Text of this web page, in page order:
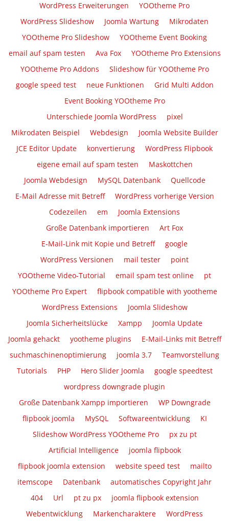
WordPress Erweiterungen
YOOtheme Pro
WordPress Slideshow
Joomla Wartung
Mikrodaten
YOOtheme Pro Slideshow
YOOtheme Event Booking
email auf spam testen
Ava Fox
YOOtheme Pro Extensions
YOOtheme Pro Addons
Slideshow für YOOtheme Pro
google speed test
neue Funktionen
Grid Multi Addon
Event Booking YOOtheme Pro
Unterschiede Joomla WordPress
pixel
Mikrodaten Beispiel
Webdesign
Joomla Website Builder
JCE Editor Update
konvertierung
WordPress Flipbook
eigene email auf spam testen
Maskottchen
Joomla Webdesign
MySQL Datenbank
Quellcode
E-Mail Adresse mit Betreff
WordPress vorherige Version
Codezeilen
em
Joomla Extensions
Große Datenbank importieren
Art Fox
E-Mail-Link mit Kopie und Betreff
google
WordPress Versionen
mail tester
point
YOOtheme Video-Tutorial
email spam test online
pt
YOOtheme Pro Expert
flipbook compatible with yootheme
WordPress Extensions
Joomla Slideshow
Joomla Sicherheitslücke
Xampp
Joomla Update
Joomla gehackt
yootheme plugins
E-Mail-Links mit Betreff
suchmaschinenoptimierung
joomla 3.7
Teamvorstellung
Tutorials
PHP Hero Slider Joomla
google speedtest
wordpress downgrade plugin
Große Datenbank Xampp importieren
WP Downgrade
flipbook joomla
MySQL Softwareentwicklung
KI
Slideshow WordPress YOOtheme Pro
px zu pt
Artificial Intelligence
joomla flipbook
flipbook joomla extension
website speed test
mailto
itemscope
Datenbank
automatisches Copyright Jahr
404
Url pt zu px
joomla flipbook extension
Webentwicklung
Markencharaktere WordPress